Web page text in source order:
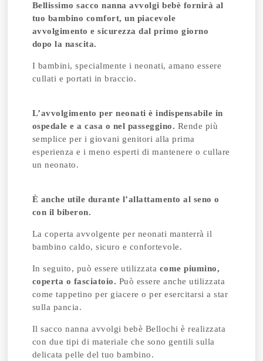
Bellissimo sacco nanna avvolgi bebè fornirà al
tuo bambino comfort, un piacevole
avvolgimento e sicurezza dal primo giorno
dopo la nascita.
I bambini, specialmente i neonati, amano essere
cullati e portati in braccio.
L’avvolgimento per neonati è indispensabile in
ospedale e a casa o nel passeggino. Rende più
semplice per i giovani genitori alla prima
esperienza e i meno esperti di mantenere o cullare
un neonato.
È anche utile durante l’allattamento al seno o
con il biberon.
La coperta avvolgente per neonati manterrà il
bambino caldo, sicuro e confortevole.
In seguito, può essere utilizzata come piumino,
coperta o fasciatoio. Può essere anche utilizzata
come tappetino per giacere o per esercitarsi a star
sulla pancia.
Il sacco nanna avvolgi bebè Bellochi è realizzata
con due tipi di materiale che sono gentili sulla
delicata pelle del tuo bambino.